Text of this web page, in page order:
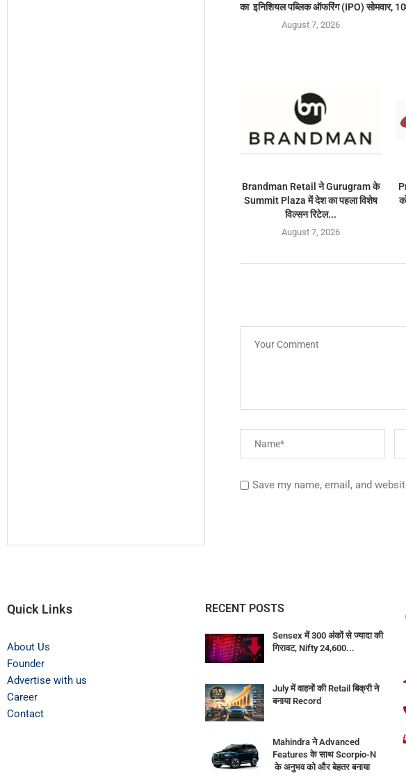
का इनिशियल पब्लिक ऑफरिंग (IPO) सोमवार,
August 7, 2026
Brandman Retail ने Gurugram के
Summit Plaza में देश का पहला विशेष
विल्सन रिटेल...
August 7, 2026
Save my name, email, and
Quick Links
About Us
Founder
Advertise with us
Career
Contact
RECENT POSTS
Sensex में 300 अंकों से ज्यादा की
गिरावट, Nifty 24,600...
July में वाहनों की Retail बिक्री ने
बनाया Record
Mahindra ने Advanced
Features के साथ Scorpio-N
के अनुभव को और बेहतर बनाया